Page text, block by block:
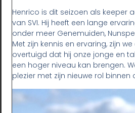
Henrico is dit seizoen als keeper
van SVI. Hij heeft een lange
onder meer Genemuiden,
Met zijn kennis en ervaring, zijn
overtuigd dat hij onze jonge en
een hoger niveau kan brengen.
plezier met zijn nieuwe rol binnen